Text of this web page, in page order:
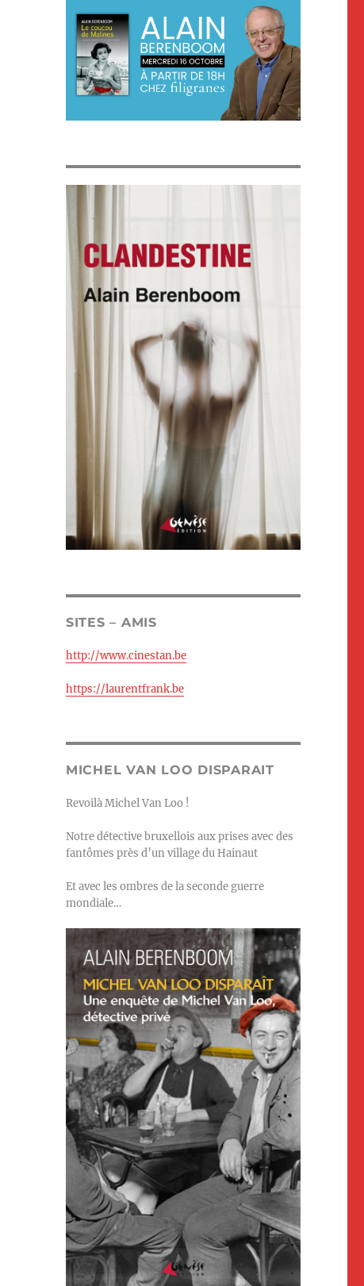
SITES – AMIS
http://www.cinestan.be
https://laurentfrank.be
MICHEL VAN LOO DISPARAIT
Revoilà Michel Van Loo !
Notre détective bruxellois aux prises avec des
fantômes près d’un village du Hainaut
Et avec les ombres de la seconde guerre
mondiale…